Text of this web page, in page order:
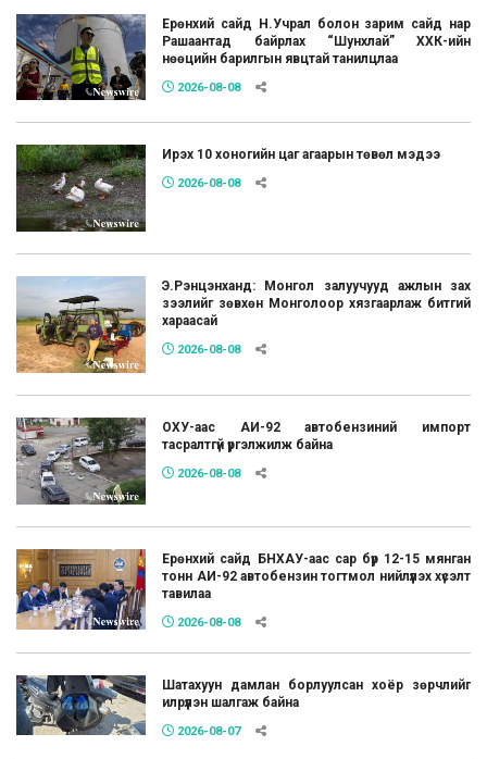
Ерөнхий сайд Н.Учрал болон зарим сайд нар
Рашаантад байрлах “Шунхлай” ХХК-ийн
нөөцийн барилгын явцтай танилцлаа
2026-08-08
Ирэх 10 хоногийн цаг агаарын төвөл мэдээ
2026-08-08
Э.Рэнцэнханд: Монгол залуучууд ажлын зах
зээлийг зөвхөн Монголоор хязгаарлаж битгий
хараасай
2026-08-08
ОХУ-аас АИ-92 автобензиний импорт
тасралтгүй үргэлжилж байна
2026-08-08
Ерөнхий сайд БНХАУ-аас сар бүр 12-15 мянган
тонн АИ-92 автобензин тогтмол нийлүүлэх хүсэлт
тавилаа
2026-08-08
Шатахуун дамлан борлуулсан хоёр зөрчлийг
илрүүлэн шалгаж байна
2026-08-07